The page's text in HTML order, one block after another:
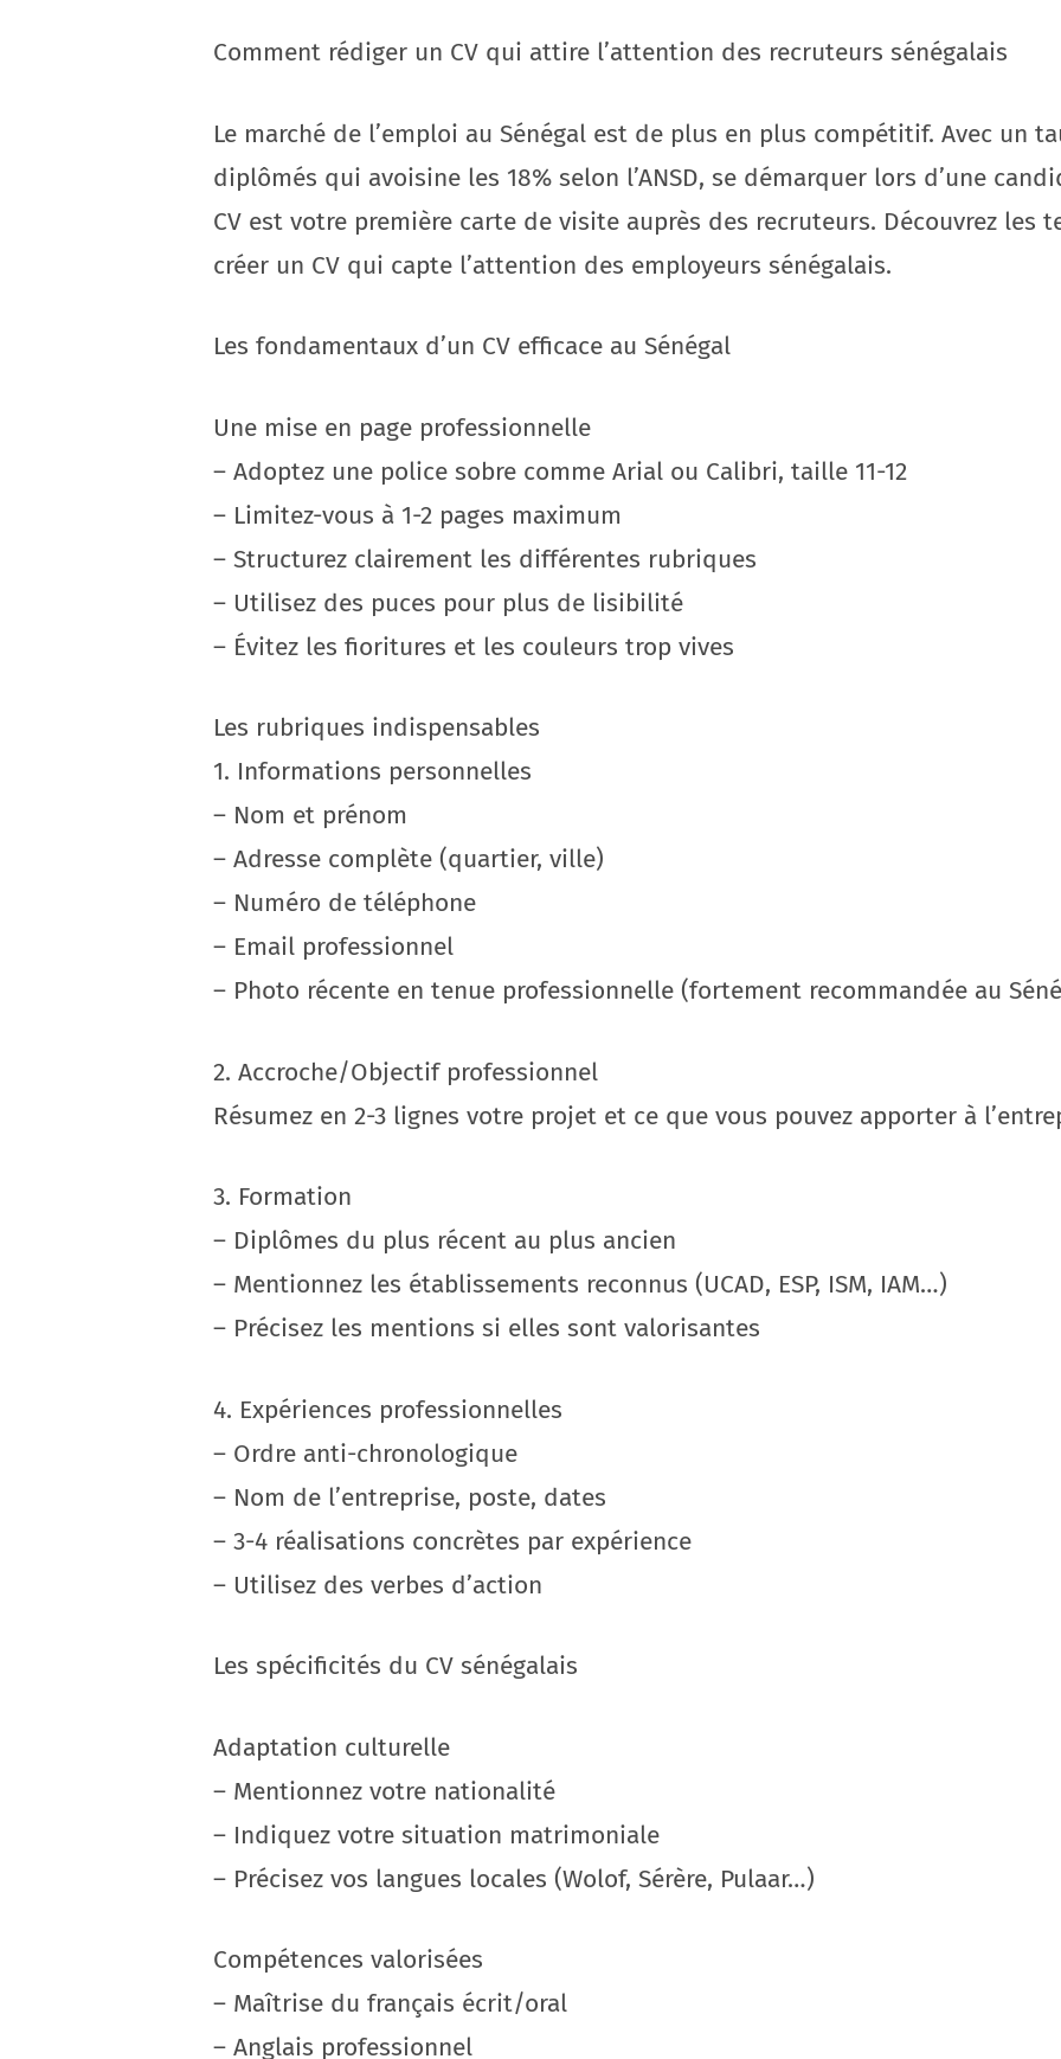
Comment rédiger un CV qui attire l’attention des recruteurs sénégalais
Le marché de l’emploi au Sénégal est de plus en plus compétitif. Avec un
diplômés qui avoisine les 18% selon l’ANSD, se démarquer lors d’une
CV est votre première carte de visite auprès des recruteurs. Découvrez les
créer un CV qui capte l’attention des employeurs sénégalais.
Les fondamentaux d’un CV efficace au Sénégal
Une mise en page professionnelle
– Adoptez une police sobre comme Arial ou Calibri, taille 11-12
– Limitez-vous à 1-2 pages maximum
– Structurez clairement les différentes rubriques
– Utilisez des puces pour plus de lisibilité
– Évitez les fioritures et les couleurs trop vives
Les rubriques indispensables
1. Informations personnelles
– Nom et prénom
– Adresse complète (quartier, ville)
– Numéro de téléphone
– Email professionnel
– Photo récente en tenue professionnelle (fortement recommandée au
2. Accroche/Objectif professionnel
Résumez en 2-3 lignes votre projet et ce que vous pouvez apporter à
3. Formation
– Diplômes du plus récent au plus ancien
– Mentionnez les établissements reconnus (UCAD, ESP, ISM, IAM…)
– Précisez les mentions si elles sont valorisantes
4. Expériences professionnelles
– Ordre anti-chronologique
– Nom de l’entreprise, poste, dates
– 3-4 réalisations concrètes par expérience
– Utilisez des verbes d’action
Les spécificités du CV sénégalais
Adaptation culturelle
– Mentionnez votre nationalité
– Indiquez votre situation matrimoniale
– Précisez vos langues locales (Wolof, Sérère, Pulaar…)
Compétences valorisées
– Maîtrise du français écrit/oral
– Anglais professionnel